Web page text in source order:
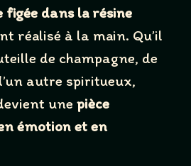
figée dans la résine
réalisé à la main. Qu’il
de champagne, de
autre spiritueux,
une pièce
émotion et en